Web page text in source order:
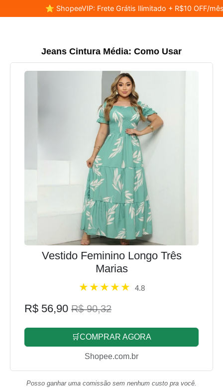
⭐ ShopeeVIP: Frete Grátis Ilimitado + R$10 OFF/
Jeans Cintura Média: Como Usar
Vestido Feminino Longo Três
Marias
4.8
R$ 56,90 R$ 90,32
🛒COMPRAR AGORA
Shopee.com.br
Posso ganhar uma comissão sem nenhum custo pra você.